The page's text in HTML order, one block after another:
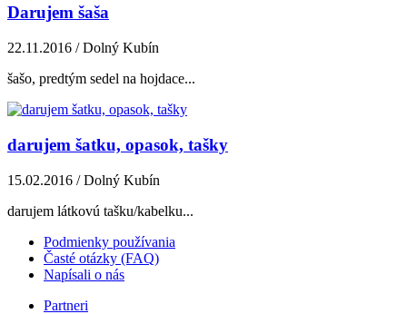
Darujem šaša
22.11.2016 / Dolný Kubín
šašo, predtým sedel na hojdace...
darujem šatku, opasok, tašky
15.02.2016 / Dolný Kubín
darujem látkovú tašku/kabelku...
Podmienky používania
Časté otázky (FAQ)
Napísali o nás
Partneri